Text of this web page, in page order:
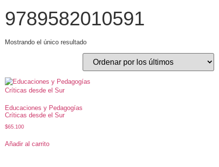
9789582010591
Mostrando el único resultado
Educaciones y Pedagogías
Críticas desde el Sur
$65.100
Añadir al carrito